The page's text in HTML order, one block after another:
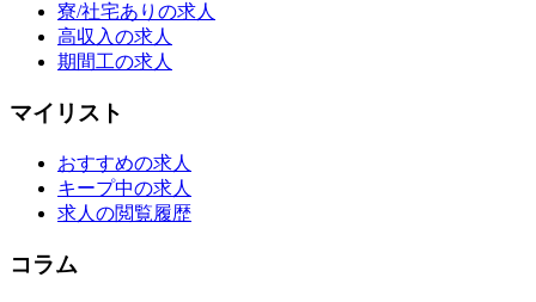
寮/社宅ありの求人
高収入の求人
期間工の求人
マイリスト
おすすめの求人
キープ中の求人
求人の閲覧履歴
コラム